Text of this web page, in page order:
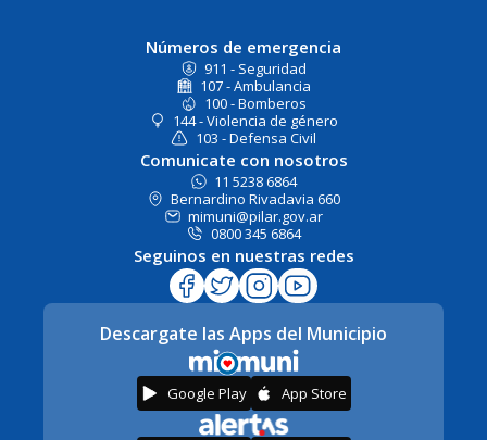
Números de emergencia
911 - Seguridad
107 - Ambulancia
100 - Bomberos
144 - Violencia de género
103 - Defensa Civil
Comunicate con nosotros
11 5238 6864
Bernardino Rivadavia 660
mimuni@pilar.gov.ar
0800 345 6864
Seguinos en nuestras redes
Descargate las Apps del Municipio
Google Play App Store